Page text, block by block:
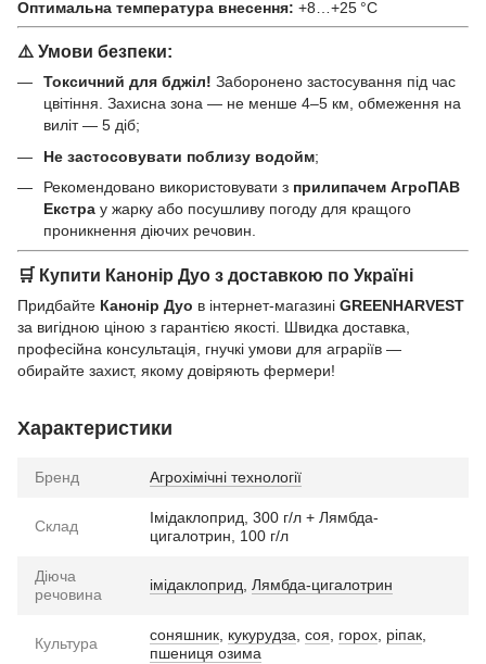
Оптимальна температура внесення: +8…+25 °C
⚠️ Умови безпеки:
Токсичний для бджіл! Заборонено застосування під час
цвітіння. Захисна зона — не менше 4–5 км, обмеження на
виліт — 5 діб;
Не застосовувати поблизу водойм;
Рекомендовано використовувати з прилипачем АгроПАВ
Екстра у жарку або посушливу погоду для кращого
проникнення діючих речовин.
🛒 Купити Канонір Дуо з доставкою по Україні
Придбайте Канонір Дуо в інтернет-магазині GREENHARVEST
за вигідною ціною з гарантією якості. Швидка доставка,
професійна консультація, гнучкі умови для аграріїв —
обирайте захист, якому довіряють фермери!
Характеристики
Бренд Агрохімічні технології
Склад
Імідаклоприд, 300 г/л + Лямбда-
цигалотрин, 100 г/л
Діюча
речовина
імідаклоприд Лямбда-цигалотрин
Культура соняшник кукурудза соя горох ріпак
пшениця озима